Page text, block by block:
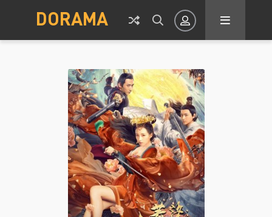
DORAMA
Авторизация
Запомнить
ВОЙТИ НА САЙТ